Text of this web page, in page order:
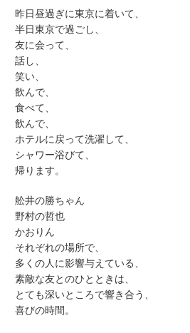
昨日昼過ぎに東京に着いて、
半日東京で過ごし、
友に会って、
話し、
笑い、
飲んで、
食べて、
飲んで、
ホテルに戻って洗濯して、
シャワー浴びて、
帰ります。
舩井の勝ちゃん
野村の哲也
かおりん
それぞれの場所で、
多くの人に影響与えている、
素敵な友とのひとときは、
とても深いところで響き合う、
喜びの時間。